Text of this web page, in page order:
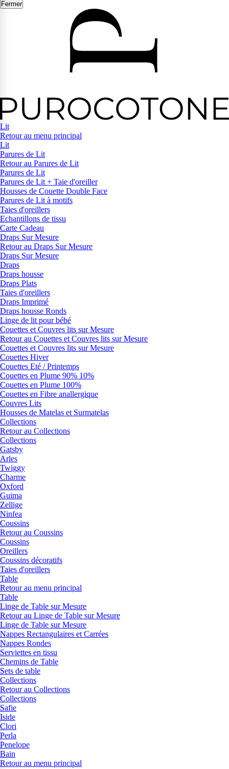
Fermer
Lit
Retour au menu principal
Lit
Parures de Lit
Retour au Parures de Lit
Parures de Lit
Parures de Lit + Taie d'oreiller
Housses de Couette Double Face
Parures de Lit à motifs
Taies d'oreillers
Echantillons de tissu
Carte Cadeau
Draps Sur Mesure
Retour au Draps Sur Mesure
Draps Sur Mesure
Draps
Draps housse
Draps Plats
Taies d'oreillers
Draps Imprimé
Draps housse Ronds
Linge de lit pour bébé
Couettes et Couvres lits sur Mesure
Retour au Couettes et Couvres lits sur Mesure
Couettes et Couvres lits sur Mesure
Couettes Hiver
Couettes Eté / Printemps
Couettes en Plume 90% 10%
Couettes en Plume 100%
Couettes en Fibre anallergique
Couvres Lits
Housses de Matelas et Surmatelas
Collections
Retour au Collections
Collections
Gatsby
Arles
Twiggy
Charme
Oxford
Guima
Zellige
Ninfea
Coussins
Retour au Coussins
Coussins
Oreillers
Coussins décoratifs
Taies d'oreillers
Table
Retour au menu principal
Table
Linge de Table sur Mesure
Retour au Linge de Table sur Mesure
Linge de Table sur Mesure
Nappes Rectangulaires et Carrées
Nappes Rondes
Serviettes en tissu
Chemins de Table
Sets de table
Collections
Retour au Collections
Collections
Safie
Iside
Clori
Perla
Penelope
Bain
Retour au menu principal